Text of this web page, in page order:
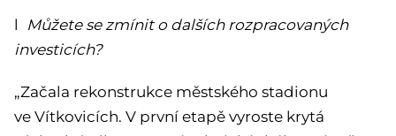
l Můžete se zmínit o dalších rozpracovaných
investicích?
„Začala rekonstrukce městského stadionu
ve Vítkovicích. V první etapě vyroste krytá